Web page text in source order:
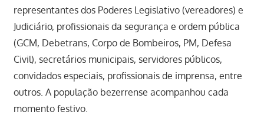
representantes dos Poderes Legislativo (vereadores) e
Judiciário, profissionais da segurança e ordem pública
(GCM, Debetrans, Corpo de Bombeiros, PM, Defesa
Civil), secretários municipais, servidores públicos,
convidados especiais, profissionais de imprensa, entre
outros. A população bezerrense acompanhou cada
momento festivo.